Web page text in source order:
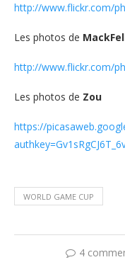
http://www.flickr.com/
Les photos de
http://www.flickr.com/
Les photos de Zou
https://
WORLD GAME CUP
4